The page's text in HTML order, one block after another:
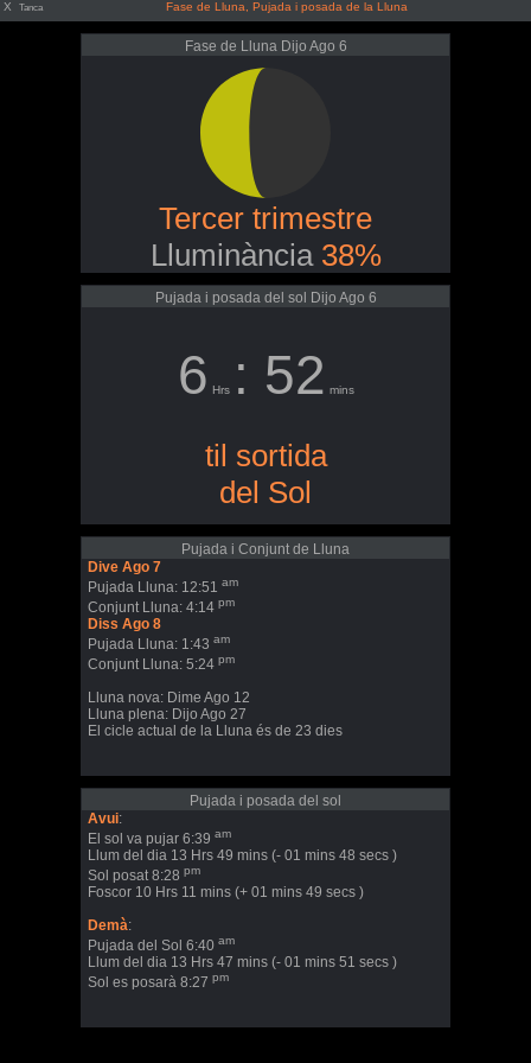
X Tanca Fase de Lluna, Pujada i posada de la Lluna
Fase de Lluna Dijo Ago 6
Tercer trimestre
Lluminància 38%
Pujada i posada del sol Dijo Ago 6
6 Hrs : 52 mins
til sortida
del Sol
Pujada i Conjunt de Lluna
Dive Ago 7
Pujada Lluna: 12:51 am
Conjunt Lluna: 4:14 pm
Diss Ago 8
Pujada Lluna: 1:43 am
Conjunt Lluna: 5:24 pm
Lluna nova: Dime Ago 12
Lluna plena: Dijo Ago 27
El cicle actual de la Lluna és de 23 dies
Pujada i posada del sol
Avui:
El sol va pujar 6:39 am
Llum del dia 13 Hrs 49 mins (- 01 mins 48 secs )
Sol posat 8:28 pm
Foscor 10 Hrs 11 mins (+ 01 mins 49 secs )
Demà:
Pujada del Sol 6:40 am
Llum del dia 13 Hrs 47 mins (- 01 mins 51 secs )
Sol es posarà 8:27 pm